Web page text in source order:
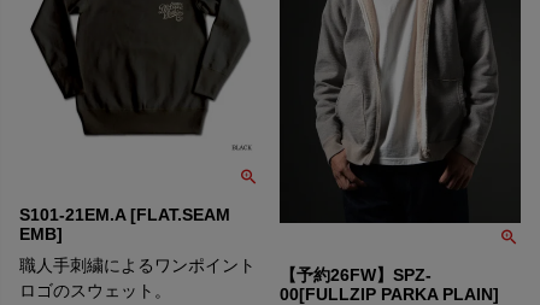
S101-21EM.A [FLAT.SEAM
EMB]
職人手刺繍によるワンポイント
ロゴのスウェット。
【予約26FW】SPZ-
00[FULLZIP PARKA PLAIN]